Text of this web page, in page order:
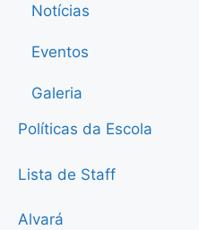
Notícias
Eventos
Galeria
Políticas da Escola
Lista de Staff
Alvará